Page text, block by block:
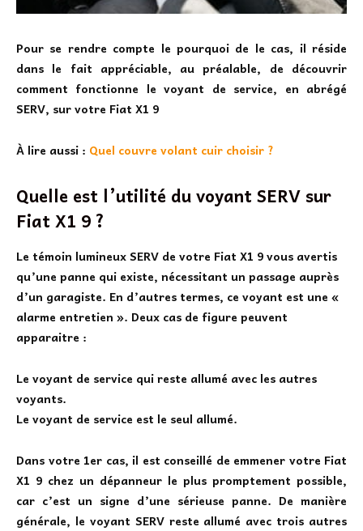
Pour se rendre compte le pourquoi de le cas, il réside
dans le fait appréciable, au préalable, de découvrir
comment fonctionne le voyant de service, en abrégé
SERV, sur votre Fiat X1 9
À lire aussi : Quel couvre volant cuir choisir ?
Quelle est l’utilité du voyant SERV sur
Fiat X1 9 ?
Le témoin lumineux SERV de votre Fiat X1 9vous avertis
qu’une panne qui existe, nécessitant un passage auprès
d’un garagiste. En d’autres termes, ce voyant est une «
alarme entretien ». Deux cas de figure peuvent
apparaitre :
Le voyant de service qui reste allumé avec les autres
voyants.
Le voyant de service est le seul allumé.
Dans votre 1er cas, il est conseillé de emmener votre Fiat
X1 9 chez un dépanneur le plus promptement possible,
car c’est un signe d’une sérieuse panne. De manière
générale, le voyant SERV reste allumé avec trois autres